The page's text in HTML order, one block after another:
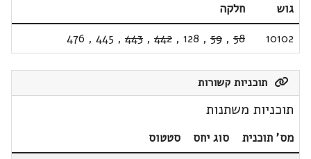
גוש
חלקה
10102
58
,
59
,
128
,
442
,
443
,
445
,
476
תוכניות קשורות
תוכניות משתנות
מס' תוכנית סוג יחס
סטטוס